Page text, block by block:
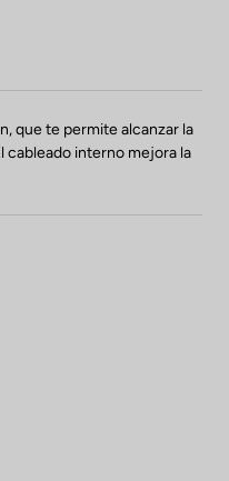
que te permite alcanzar la
cableado interno mejora la